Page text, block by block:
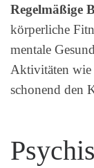
Regelmäßige
körperliche
mentale
Aktivitäten wie
schonend den